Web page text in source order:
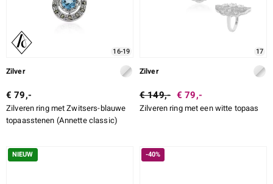
16-19
Zilver
€ 79,-
Zilveren ring met Zwitsers-blauwe
topaasstenen (Annette classic)
17
Zilver
€ 149,- € 79,-
Zilveren ring met een witte topaas
NIEUW -40%